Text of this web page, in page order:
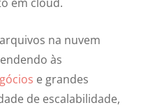
na nuvem
às
e grandes
de escalabilidade,